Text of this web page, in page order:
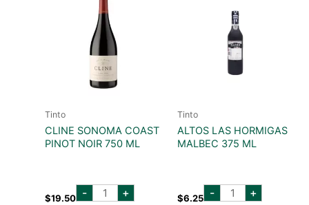
Tinto
CLINE SONOMA COAST
PINOT NOIR 750 ML
$19.50 - cline
sonoma
+
Tinto
ALTOS LAS HORMIGAS
MALBEC 375 ML
$6.25 - altos
las +